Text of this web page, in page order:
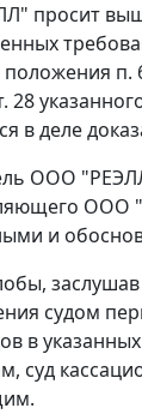
просит
положения п.
28
в деле
ООО
ООО
и
судом
в
суд